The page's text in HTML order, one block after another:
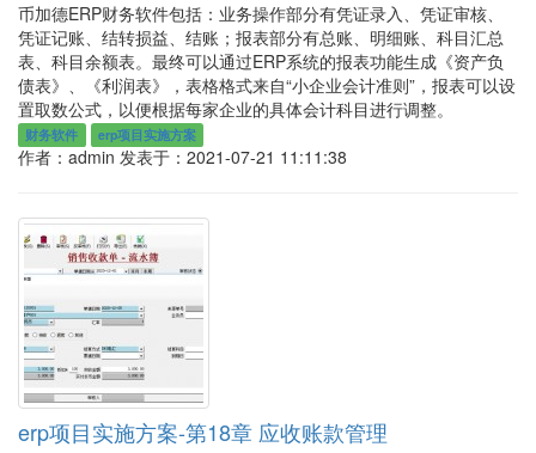
币加德ERP财务软件包括：业务操作部分有凭证录入、凭证审核、
凭证记账、结转损益、结账；报表部分有总账、明细账、科目汇总
表、科目余额表。最终可以通过ERP系统的报表功能生成《资产负
债表》、《利润表》，表格格式来自“小企业会计准则”，报表可以设
置取数公式，以便根据每家企业的具体会计科目进行调整。
财务软件 erp项目实施方案
作者：admin 发表于：2021-07-21 11:11:38
erp项目实施方案-第18章 应收账款管理